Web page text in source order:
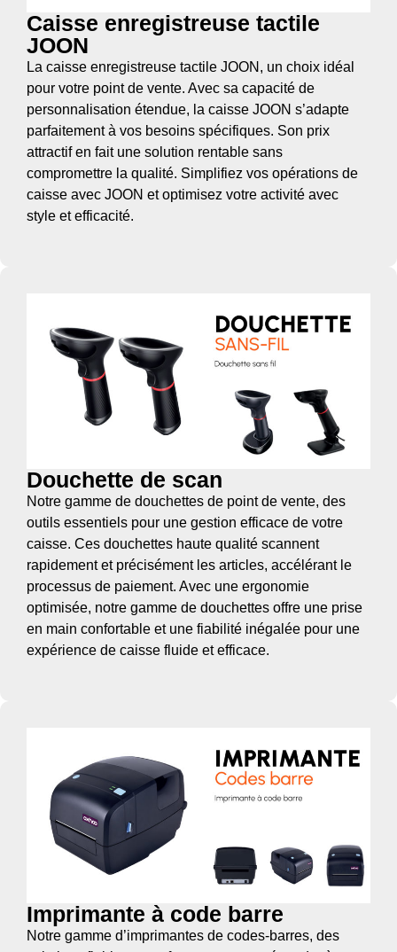
Caisse enregistreuse tactile
JOON
La caisse enregistreuse tactile JOON, un choix idéal
pour votre point de vente. Avec sa capacité de
personnalisation étendue, la caisse JOON s’adapte
parfaitement à vos besoins spécifiques. Son prix
attractif en fait une solution rentable sans
compromettre la qualité. Simplifiez vos opérations de
caisse avec JOON et optimisez votre activité avec
style et efficacité.
Douchette de scan
Notre gamme de douchettes de point de vente, des
outils essentiels pour une gestion efficace de votre
caisse. Ces douchettes haute qualité scannent
rapidement et précisément les articles, accélérant le
processus de paiement. Avec une ergonomie
optimisée, notre gamme de douchettes offre une prise
en main confortable et une fiabilité inégalée pour une
expérience de caisse fluide et efficace.
Imprimante à code barre
Notre gamme d’imprimantes de codes-barres, des